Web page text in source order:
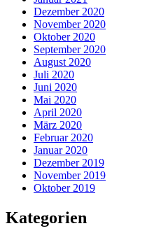
Dezember 2020
November 2020
Oktober 2020
September 2020
August 2020
Juli 2020
Juni 2020
Mai 2020
April 2020
März 2020
Februar 2020
Januar 2020
Dezember 2019
November 2019
Oktober 2019
Kategorien